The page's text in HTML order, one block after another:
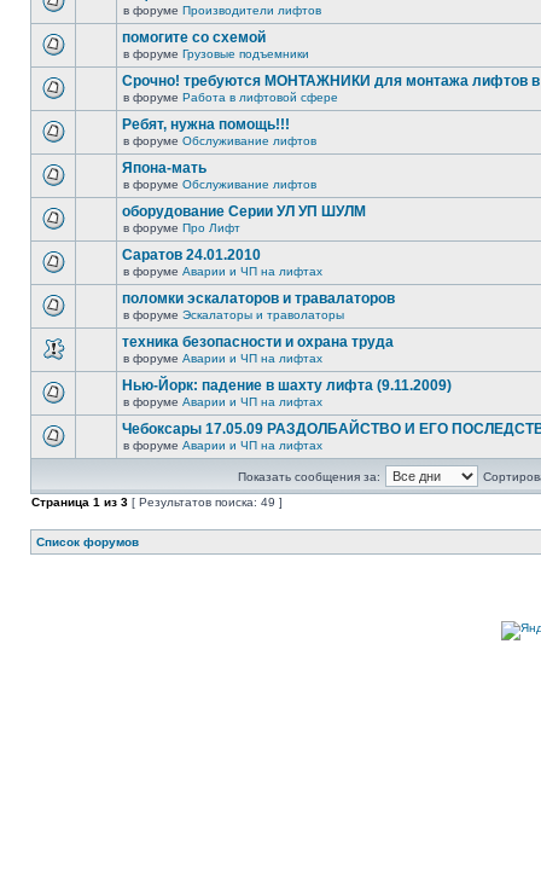
в форуме Производители лифтов
помогите со схемой
в форуме Грузовые подъемники
Срочно! требуются МОНТАЖНИКИ для монтажа лифтов в
в форуме Работа в лифтовой сфере
Ребят, нужна помощь!!!
в форуме Обслуживание лифтов
Япона-мать
в форуме Обслуживание лифтов
оборудование Серии УЛ УП ШУЛМ
в форуме Про Лифт
Саратов 24.01.2010
в форуме Аварии и ЧП на лифтах
поломки эскалаторов и травалаторов
в форуме Эскалаторы и траволаторы
техника безопасности и охрана труда
в форуме Аварии и ЧП на лифтах
Нью-Йорк: падение в шахту лифта (9.11.2009)
в форуме Аварии и ЧП на лифтах
Чебоксары 17.05.09 РАЗДОЛБАЙСТВО И ЕГО
в форуме Аварии и ЧП на лифтах
Показать сообщения за:
Страница 1 из 3 [ Результатов поиска: 49 ]
Список форумов